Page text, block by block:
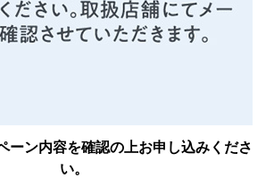
ーン内容を確認の上お申し込みくださ
い。